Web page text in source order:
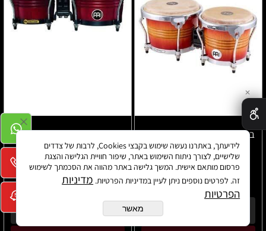
בונגוס אלון סיאמי איכותי Meinl
FWB200ARF
₪880
₪800
בונגוס ראברווד איכותי מעץ מלא
Meinl FWB190CR-M
₪740
✕
לידיעתך, באתרנו נעשה שימוש בקבצי Cookies, לרבות של צדדים
שלישיים, לצורך ניתוח השימוש באתר, שיפור חוויית הגלישה והצגת
פרסום מותאם אישית. המשך גלישה באתר מהווה את הסכמתך לשימוש
זה. לפרטים נוספים ניתן לעיין במדיניות הפרטיות. מדיניות
הפרטיות
מאשר